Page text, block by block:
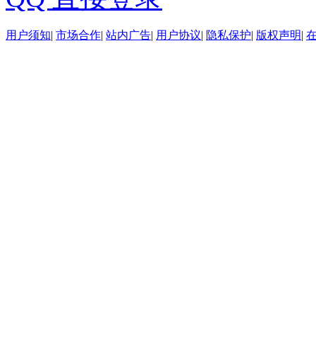
用户须知| 市场合作| 站内广告| 用户协议| 隐私保护| 版权声明|